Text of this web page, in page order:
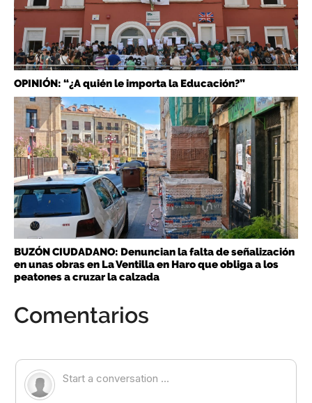
OPINIÓN: “¿A quién le importa la Educación?”
BUZÓN CIUDADANO: Denuncian la falta de señalización
en unas obras en La Ventilla en Haro que obliga a los
peatones a cruzar la calzada
Comentarios